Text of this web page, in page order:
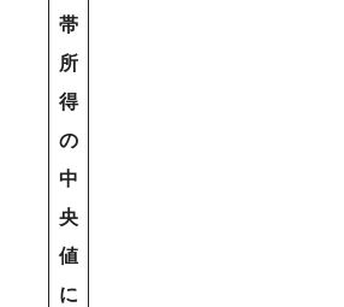
帯
所
得
の
中
央
値
に